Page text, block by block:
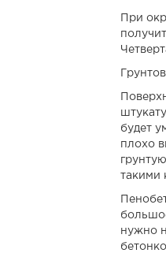
При
будет
плохо
такими
нужно